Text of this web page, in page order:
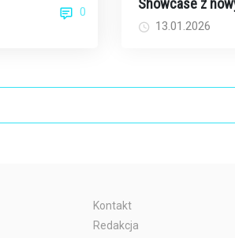
0
Showcase z
gameplayem
- kiedy i gdzie
13.01.2026
Kontakt
Redakcja